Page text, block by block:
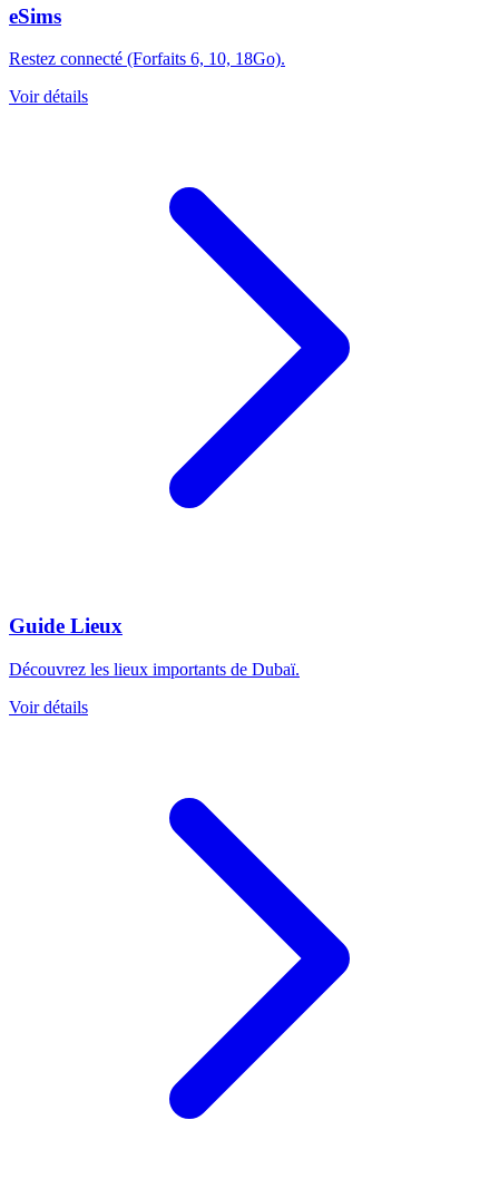
eSims
Restez connecté (Forfaits 6, 10, 18Go).
Voir détails
Guide Lieux
Découvrez les lieux importants de Dubaï.
Voir détails